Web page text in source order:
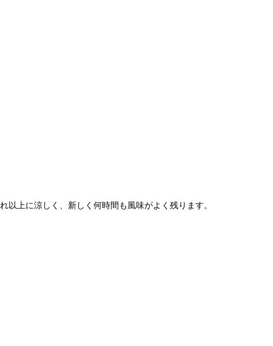
上に涼しく、新しく何時間も風味がよく残ります。